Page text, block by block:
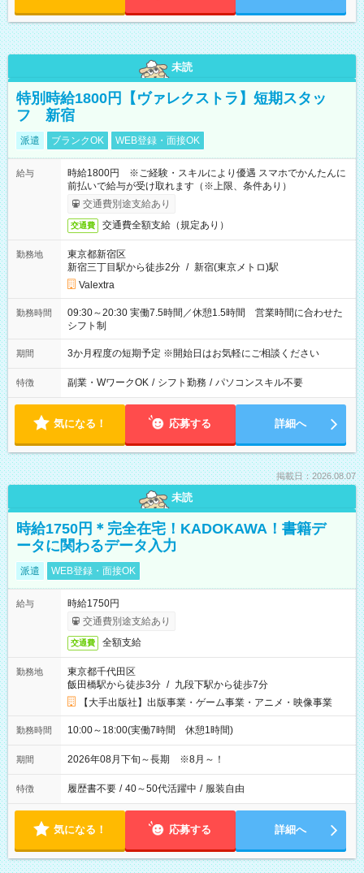
未読
特別時給1800円【ヴァレクストラ】短期スタッ
フ 新宿
派遣 ブランクOK WEB登録・面接OK
給与
時給1800円 ※ご経験・スキルにより優遇 スマホでかんたんに
前払いで給与が受け取れます（※上限、条件あり）
交通費別途支給あり
交通費 交通費全額支給（規定あり）
勤務地
東京都新宿区
新宿三丁目駅から徒歩2分 / 新宿(東京メトロ)駅
Valextra
勤務時間
09:30～20:30 実働7.5時間／休憩1.5時間 営業時間に合わせた
シフト制
期間 3か月程度の短期予定 ※開始日はお気軽にご相談ください
特徴 副業・WワークOK / シフト勤務 / パソコンスキル不要
気になる！ 応募する 詳細へ
掲載日：2026.08.07
未読
時給1750円＊完全在宅！KADOKAWA！書籍デ
ータに関わるデータ入力
派遣 WEB登録・面接OK
給与
時給1750円
交通費別途支給あり
交通費 全額支給
勤務地
東京都千代田区
飯田橋駅から徒歩3分 / 九段下駅から徒歩7分
【大手出版社】出版事業・ゲーム事業・アニメ・映像事業
勤務時間 10:00～18:00(実働7時間 休憩1時間)
期間 2026年08月下旬～長期 ※8月～！
特徴 履歴書不要 / 40～50代活躍中 / 服装自由
気になる！ 応募する 詳細へ